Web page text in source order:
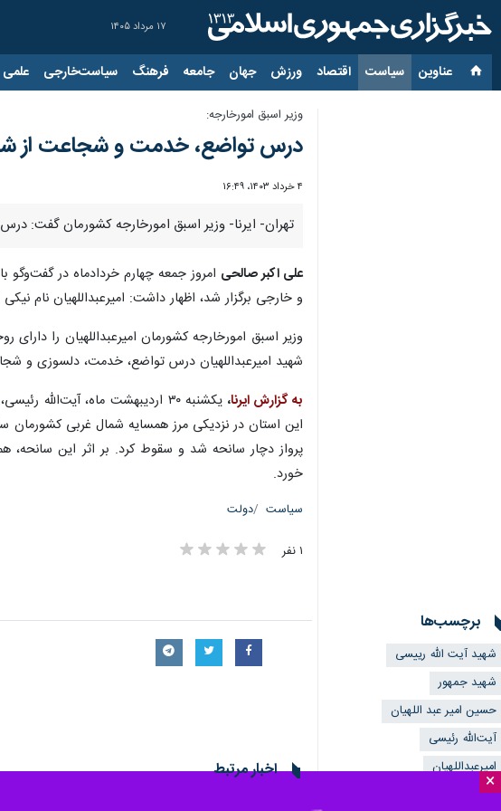
۱۷ مرداد ۱۴۰۵
عناوین‌ سیاست اقتصاد ورزش جهان جامعه فرهنگ سیاست‌خارجی علمی
×
وزیر اسبق امورخارجه:
درس تواضع، خدمت و شجاعت از
۴ خرداد ۱۴۰۳، ۱۶:۴۹
تهران- ایرنا- وزیر اسبق امورخارجه کشورمان گفت:
علی اکبر صالحی امروز جمعه چهارم خردادماه در گفت‌وگو
و خارجی برگزار شد، اظهار داشت: امیرعبداللهیان
وزیر اسبق امورخارجه کشورمان امیرعبداللهیان را
شهید امیرعبداللهیان درس تواضع، خدمت، دلسوزی و
به گزارش ایرنا،
یکشنبه ۳۰ اردیبهشت ماه،
این استان در نزدیکی مرز همسایه شمال غربی کشورمان
پرواز دچار سانحه شد و سقوط کرد. بر اثر این
خورد.
سیاست دولت
۱ نفر
برچسب‌ها
شهید آیت الله رییسی
شهید جمهور
حسین امیر عبد اللهیان
آیت‌الله رئیسی
امیرعبداللهیان
اخبار مرتبط